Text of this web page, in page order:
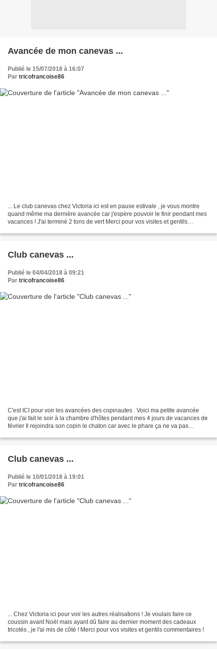
Avancée de mon canevas ...
Publié le 15/07/2018 à 16:07
Par tricofrancoise86
... Le club canevas chez Victoria ici est en pause estivale , je vous montre
quand même ma dernière avancée car j'espère pouvoir le finir pendant mes
vacances ! J'ai terminé 2 tons de vert Merci pour vos visites et gentils
Club canevas ...
Publié le 04/04/2018 à 09:21
Par tricofrancoise86
C'est ICI pour voir les avancées des copinautes . Voici ma petite avancée
que j'ai fait le soir à la chambre d'hôtes pendant mes 4 jours de vacances de
février Il rejoindra son copin le chaton car avec le phare ça ne va pas
Club canevas ...
Publié le 10/01/2018 à 19:01
Par tricofrancoise86
... Chez Victoria ici pour voir les autres réalisations ! Je voulais faire ce
coussin avant Noël mais ayant dû faire au dernier moment des cadeaux
tricotés , je l'ai mis de côté ! Merci pour vos visites et gentils commentaires !